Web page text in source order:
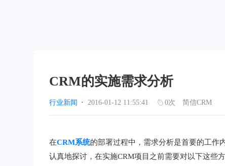
CRM的实施需求分析
行业新闻 · 2016-01-12 11:55:41 0次 简信CRM
在CRM系统的部署过程中，需求分析是首要的工作
认真地探讨，在实施CRM项目之前需要对以下这些